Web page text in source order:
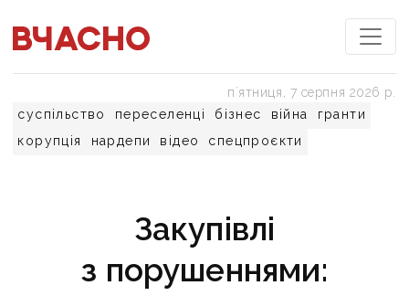
суспільство переселенці бізнес війна
гранти
корупція
нардепи відео спецпроєкти
пʼятниця, 7 серпня 2026 р.
Закупівлі
з порушеннями: